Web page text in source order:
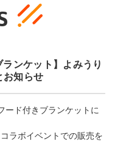
ンケット】よみうり
お知らせ
ード付きブランケットに
ラボイベントでの販売を